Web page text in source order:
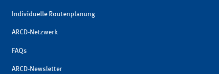
Individuelle Routenplanung
ARCD-Netzwerk
FAQs
ARCD-Newsletter